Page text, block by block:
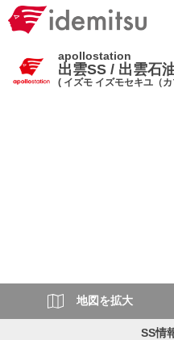
apollostation
出雲SS / 出雲石
( イズモ イズモセキユ（
SS情
地図を拡大